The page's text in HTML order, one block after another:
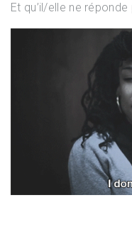
Et qu’il/elle ne